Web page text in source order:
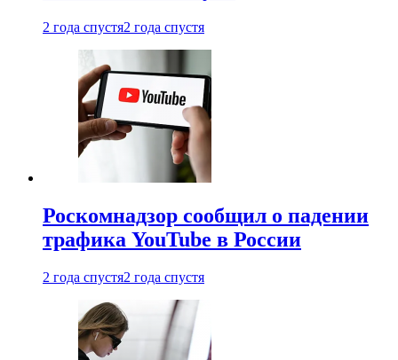
2 года спустя2 года спустя
Роскомнадзор сообщил о падении
трафика YouTube в России
2 года спустя2 года спустя